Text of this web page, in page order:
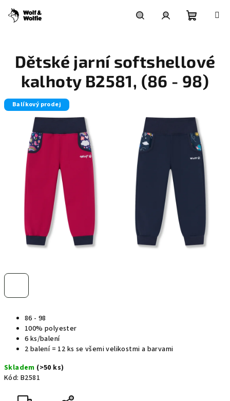
obsah
košík
86 - 98
100% polyester
6 ks/balení
2 balení = 12 ks se všemi velikostmi a barvami
Skladem (>50 ks)
Kód: B2581
Dětské jarní softshellové
kalhoty B2581, (86 - 98)
Balíkový prodej